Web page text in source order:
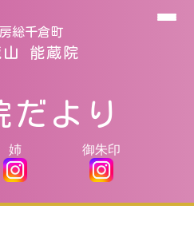
総千倉町
山 能蔵院
だより
姉 御朱印